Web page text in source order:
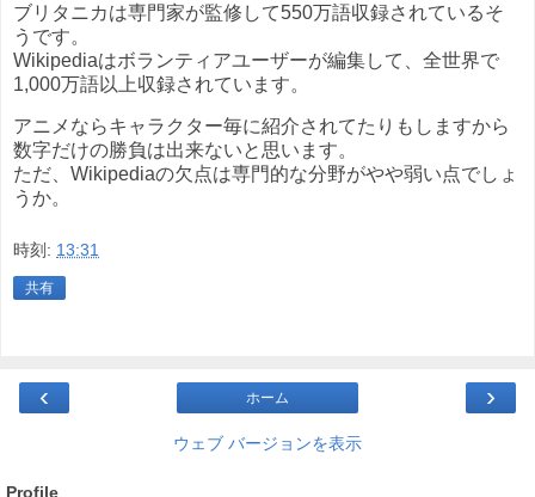
ブリタニカは専門家が監修して550万語収録されているそ
うです。
Wikipediaはボランティアユーザーが編集して、全世界で
1,000万語以上収録されています。
アニメならキャラクター毎に紹介されてたりもしますから
数字だけの勝負は出来ないと思います。
ただ、Wikipediaの欠点は専門的な分野がやや弱い点でしょ
うか。
時刻: 13:31
共有
‹ ›
ホーム
ウェブ バージョンを表示
Profile